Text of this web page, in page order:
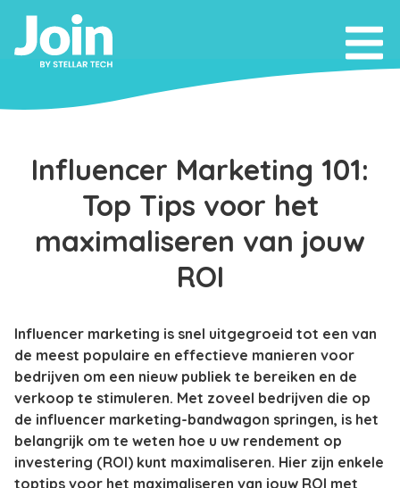
Influencer Marketing 101:
Top Tips voor het
maximaliseren van jouw
ROI
Influencer marketing is snel uitgegroeid tot een van
de meest populaire en effectieve manieren voor
bedrijven om een nieuw publiek te bereiken en de
verkoop te stimuleren. Met zoveel bedrijven die op
de influencer marketing-bandwagon springen, is het
belangrijk om te weten hoe u uw rendement op
investering (ROI) kunt maximaliseren. Hier zijn enkele
toptips voor het maximaliseren van jouw ROI met